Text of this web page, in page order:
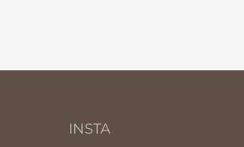
INSTA